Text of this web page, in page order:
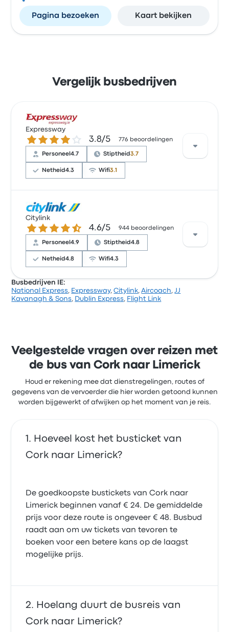
Pagina bezoeken Kaart bekijken
Vergelijk busbedrijven
Expressway
3.8 van de 5 sterren
3.8/5 776 beoordelingen
Personeel4.7 Stiptheid3.7
Netheid4.3 Wifi3.1
Op basis van 776 beoordelingen heeft het bedrijf 3.8
sterren gekregen op Busbud. Reizigers waren vooral
tevreden over het personeel en het verkrijgen van
Expressway-ticketprijzen voor deze reis beginnen bij
€ 25
Citylink
4.6 van de 5 sterren
4.6/5 944 beoordelingen
Personeel4.9 Stiptheid4.8
Netheid4.8 Wifi4.3
Op basis van 944 beoordelingen heeft het bedrijf 4.6
Busbedrijven IE:
National Express, Expressway,Citylink,Aircoach, JJ
Kavanagh & Sons, Dublin Express, Flight Link
Veelgestelde vragen over reizen met
de bus van Cork naar Limerick
Houd er rekening mee dat dienstregelingen, routes of
gegevens van de vervoerder die hier worden getoond kunnen
worden bijgewerkt of afwijken op het moment van je reis.
Hoeveel kost het busticket van
Cork naar Limerick?
De goedkoopste bustickets van Cork naar
Limerick beginnen vanaf € 24. De gemiddelde
prijs voor deze route is ongeveer € 48. Busbud
raadt aan om uw tickets van tevoren te
boeken voor een betere kans op de laagst
mogelijke prijs.
Hoelang duurt de busreis van
Cork naar Limerick?